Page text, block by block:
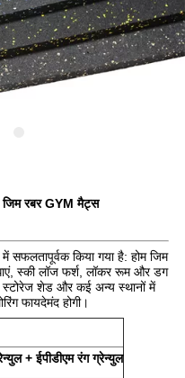
जिम रबर GYM मैट्स
सफलतापूर्वक किया गया है: होम जिम
स्की लॉज फर्श, लॉकर रूम और डग
शेड और कई अन्य स्थानों में
फायदेमंद होगी।
+ ईपीडीएम रंग ग्रेन्युल